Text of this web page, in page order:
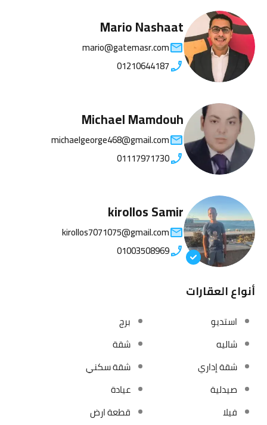
Mario Nashaat
mario@gatemasr.com
01210644187
Michael Mamdouh
michaelgeorge468@gmail.com
01117971730
kirollos Samir
kirollos7071075@gmail.com
01003508969
أنواع العقارات
استديو
برج
شاليه
شقة
شقة إداري
شقة سكني
صيدلية
عيادة
فيلا
قطعة ارض